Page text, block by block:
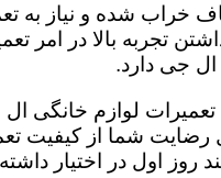
خراب شده و نیاز به
تجربه بالا در امر
ال جی دارد.
تعمیرات لوازم خانگی
رضایت شما از کیفیت
روز اول در اختیار